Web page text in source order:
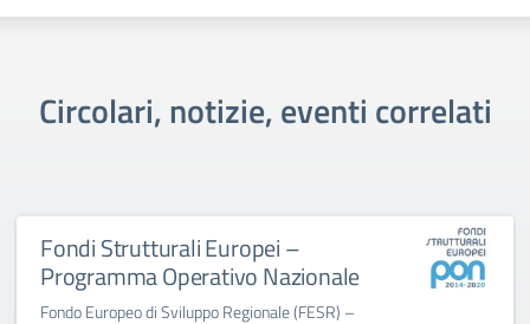
Circolari, notizie, eventi correlati
Fondi Strutturali Europei –
Programma Operativo Nazionale
Fondo Europeo di Sviluppo Regionale (FESR) –